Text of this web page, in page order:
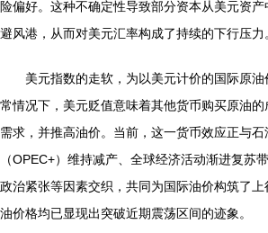
险偏好。这种不确定性导致部分资本从美元资
避风港，从而对美元汇率构成了持续的下行压力
美元指数的走软，为以美元计价的国际原
常情况下，美元贬值意味着其他货币购买原油
需求，并推高油价。当前，这一货币效应正与
（OPEC+）维持减产、全球经济活动渐进复苏
政治紧张等因素交织，共同为国际油价构筑了
油价格均已显现出突破近期震荡区间的迹象。